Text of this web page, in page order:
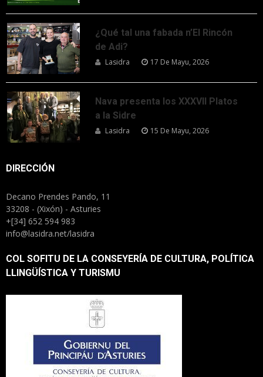
¿Qué tal una fabada n’El Rincón
de Adi?
Lasidra 17 De Mayu, 2026
Nava presenta los XXXVII Platos
a la Sidre
Lasidra 15 De Mayu, 2026
DIRECCIÓN
Decano Prendes Pando, 11
33208 - (Xixón) - Asturies
+[34] 652 594 983
info@lasidra.net/lasidra
COL SOFITU DE LA CONSEYERÍA DE CULTURA, POLÍTICA
LLINGÜÍSTICA Y TURISMU